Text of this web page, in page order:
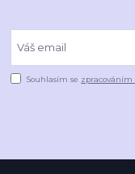
Souhlasím se zpracováním